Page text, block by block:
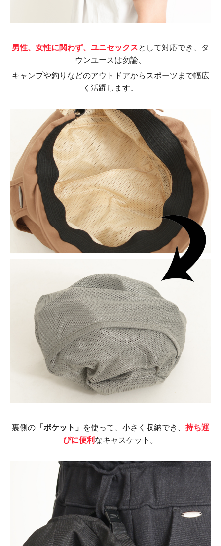
男性、女性に関わず、ユニセックスとして対応でき、タ
ウンユースは勿論、
キャンプや釣りなどのアウトドアからスポーツまで幅広
く活躍します。
裏側の 「ポケット」 を使って、小さく収納でき、 持ち運
びに便利なキャスケット。